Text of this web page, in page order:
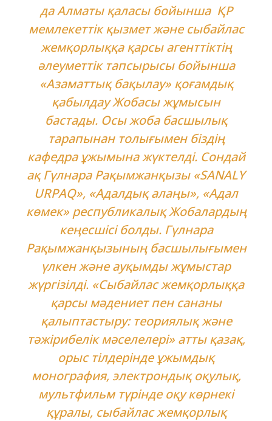
да Алматы қаласы бойынша ҚР
мемлекеттік қызмет және сыбайлас
жемқорлыққа қарсы агенттіктің
әлеуметтік тапсырысы бойынша
«Азаматтық бақылау» қоғамдық
қабылдау Жобасы жұмысын
бастады. Осы жоба басшылық
тарапынан толығымен біздің
кафедра ұжымына жүктелді. Сондай
ақ Гүлнара Рақымжанқызы «SANALY
URPAQ», «Aдалдық алаңы», «Адал
көмек» республикалық Жобалардың
кеңесшісі болды. Гүлнара
Рақымжанқызының басшылығымен
үлкен және ауқымды жұмыстар
жүргізілді. «Сыбайлас жемқорлыққа
қарсы мәдениет пен сананы
қалыптастыру: теориялық және
тәжірибелік мәселелері» атты қазақ,
орыс тілдерінде ұжымдық
монография, электрондық оқулық,
мультфильм түрінде оқу көрнекі
құралы, сыбайлас жемқорлық